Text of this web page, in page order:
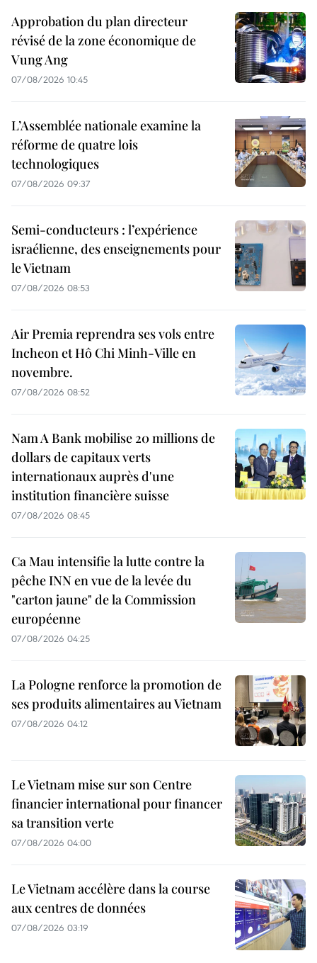
Approbation du plan directeur
révisé de la zone économique de
Vung Ang
07/08/2026 10:45
L’Assemblée nationale examine la
réforme de quatre lois
technologiques
07/08/2026 09:37
Semi-conducteurs : l’expérience
israélienne, des enseignements pour
le Vietnam
07/08/2026 08:53
Air Premia reprendra ses vols entre
Incheon et Hô Chi Minh-Ville en
novembre.
07/08/2026 08:52
Nam A Bank mobilise 20 millions de
dollars de capitaux verts
internationaux auprès d'une
institution financière suisse
07/08/2026 08:45
Ca Mau intensifie la lutte contre la
pêche INN en vue de la levée du
"carton jaune" de la Commission
européenne
07/08/2026 04:25
La Pologne renforce la promotion de
ses produits alimentaires au Vietnam
07/08/2026 04:12
Le Vietnam mise sur son Centre
financier international pour financer
sa transition verte
07/08/2026 04:00
Le Vietnam accélère dans la course
aux centres de données
07/08/2026 03:19